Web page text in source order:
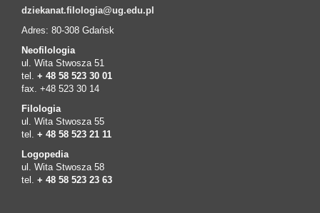
dziekanat.filologia@ug.edu.pl
Adres: 80-308 Gdańsk
Neofilologia
ul. Wita Stwosza 51
tel. + 48 58 523 30 01
fax. +48 523 30 14
Filologia
ul. Wita Stwosza 55
tel. + 48 58 523 21 11
Logopedia
ul. Wita Stwosza 58
tel. + 48 58 523 23 63